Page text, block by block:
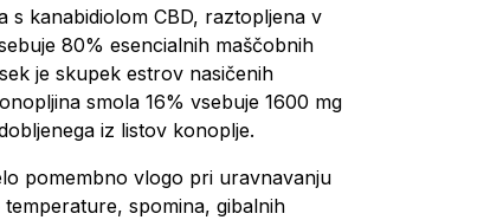
s kanabidiolom CBD, raztopljena v
80% esencialnih maščobnih
je skupek estrov nasičenih
smola 16% vsebuje 1600 mg
iz listov konoplje.
pomembno vlogo pri uravnavanju
spomina, gibalnih